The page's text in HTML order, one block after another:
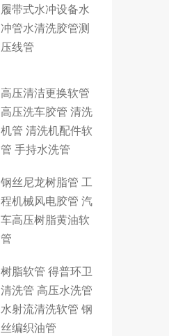
履带式水冲设备水
冲管水清洗胶管测
压线管
高压清洁更换软管
高压洗车胶管 清洗
机管 清洗机配件软
管 手持水洗管
钢丝尼龙树脂管 工
程机械风电胶管 汽
车高压树脂黄油软
管
树脂软管 得普环卫
清洗管 高压水洗管
水射流清洗软管 钢
丝编织油管